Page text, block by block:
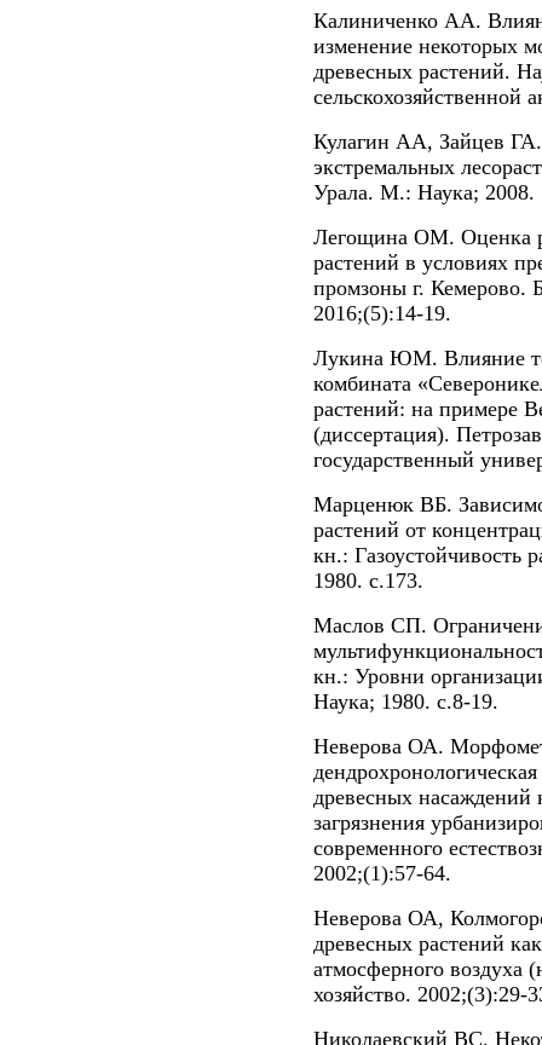
Калиниченко АА.
изменение некоторых
древесных растений.
сельскохозяйственной
Кулагин АА, Зайцев
экстремальных
Урала. М.: Наука; 2008.
Легощина ОМ. Оценка
растений в условиях
промзоны г. Кемерово.
2016;(5):14-19.
Лукина ЮМ. Влияние
комбината
растений: на примере
(диссертация).
государственный
Марценюк ВБ.
растений от
кн.: Газоустойчивость
1980. с.173.
Маслов СП.
кн.: Уровни
Наука; 1980. с.8-19.
Неверова ОА.
древесных насаждений
загрязнения
современного
2002;(1):57-64.
Неверова ОА,
древесных растений
атмосферного воздуха
хозяйство. 2002;(3):29-
Николаевский ВС.